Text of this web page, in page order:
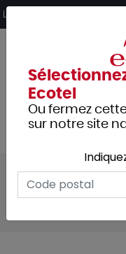
Livraison offerte dès
Tous les produits
Accessoires de
Ecotel
Ou fermez
sur notre site
Panneau de gestion